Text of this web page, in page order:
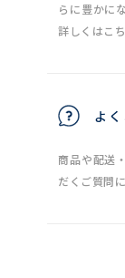
らに豊かに
詳しくはこち
よ
商品や配送
だくご質問